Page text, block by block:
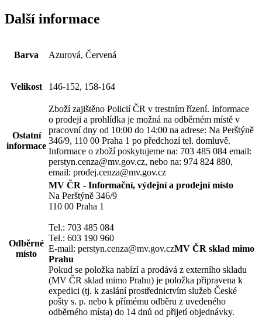
Další informace
Barva Azurová, Červená
Velikost 146-152, 158-164
Ostatní
informace
Zboží zajištěno Policií ČR v trestním řízení. Informace
o prodeji a prohlídka je možná na odběrném místě v
pracovní dny od 10:00 do 14:00 na adrese: Na Perštýně
346/9, 110 00 Praha 1 po předchozí tel. domluvě.
Informace o zboží poskytujeme na: 703 485 084 email:
perstyn.cenza@mv.gov.cz, nebo na: 974 824 880,
email: prodej.cenza@mv.gov.cz
Odběrné
místo
MV ČR - Informační, výdejní a prodejní místo
Na Perštýně 346/9
110 00 Praha 1
Tel.: 703 485 084
Tel.: 603 190 960
E-mail: perstyn.cenza@mv.gov.czMV ČR sklad mimo
Prahu
Pokud se položka nabízí a prodává z externího skladu
(MV ČR sklad mimo Prahu) je položka připravena k
expedici (tj. k zaslání prostřednictvím služeb České
pošty s. p. nebo k přímému odběru z uvedeného
odběrného místa) do 14 dnů od přijetí objednávky.